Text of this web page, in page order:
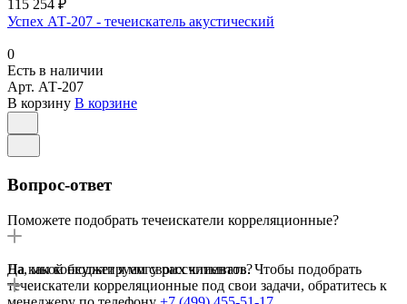
115 254 ₽
Успех АТ-207 - течеискатель акустический
0
Есть в наличии
Арт. АТ-207
В корзину В корзине
Вопрос-ответ
Поможете подобрать течеискатели корреляционные?
Да, мы консультируем своих клиентов. Чтобы подобрать
течеискатели корреляционные под свои задачи, обратитесь к
На какой бюджет я могу рассчитывать?